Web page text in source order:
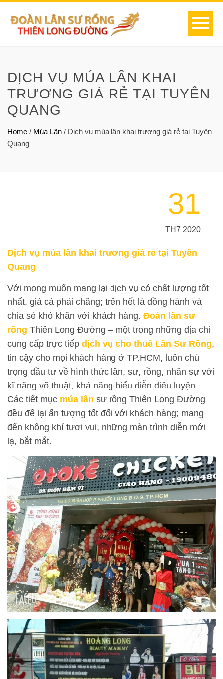
DỊCH VỤ MÚA LÂN KHAI
TRƯƠNG GIÁ RẺ TẠI TUYÊN
QUANG
Home / Múa Lân / Dịch vụ múa lân khai trương giá rẻ tại Tuyên
Quang
31
TH7 2020
Dịch vụ múa lân khai trương giá rẻ tại Tuyên
Quang
Với mong muốn mang lại dịch vụ có chất lượng tốt
nhất, giá cả phải chăng; trên hết là đồng hành và
chia sẻ khó khăn với khách hàng. Đoàn lân sư
rồng Thiên Long Đường – một trong những địa chỉ
cung cấp trực tiếp dịch vụ cho thuê Lân Sư Rồng,
tin cậy cho mọi khách hàng ở TP.HCM, luôn chú
trọng đầu tư về hình thức lân, sư, rồng, nhân sự với
kĩ năng võ thuật, khả năng biểu diễn điêu luyện.
Các tiết mục múa lân sư rồng Thiên Long Đường
đều để lại ấn tượng tốt đối với khách hàng; mang
đến không khí tươi vui, những màn trình diễn mới
lạ, bắt mắt.